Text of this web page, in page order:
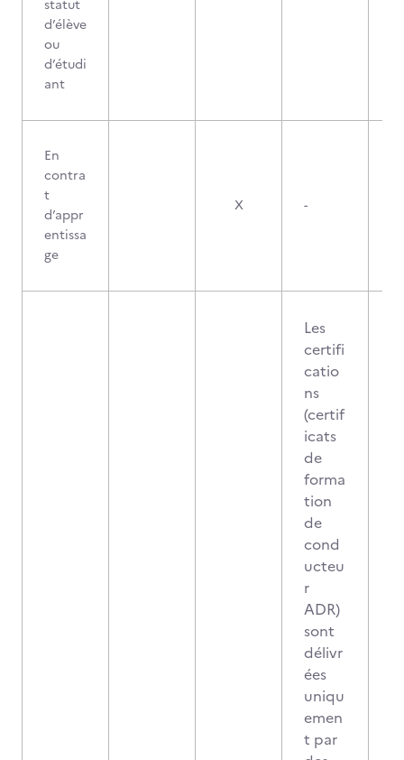
statut
d’élève
ou
d’étudi
ant
En
contra
t
d’appr
entissa
ge
X -
Les
certifi
catio
ns
(certif
icats
de
forma
tion
de
cond
ucteu
r
ADR)
sont
délivr
ées
uniqu
emen
t par